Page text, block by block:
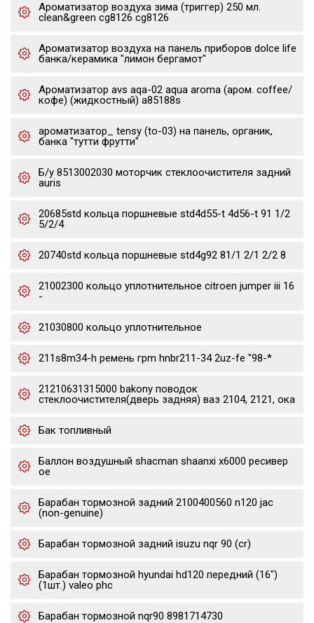
Ароматизатор воздуха зима (триггер) 250 мл.
clean&green cg8126 cg8126
Ароматизатор воздуха на панель приборов dolce life
банка/керамика "лимон бергамот"
Ароматизатор avs aqa-02 aqua aroma (аром. coffee/
кофе) (жидкостный) a85188s
ароматизатор_ tensy (to-03) на панель, органик,
банка "тутти фрутти"
Б/у 8513002030 моторчик стеклоочистителя задний
auris
20685std кольца поршневые std4d55-t 4d56-t 91 1/2
5/2/4
20740std кольца поршневые std4g92 81/1 2/1 2/2 8
21002300 кольцо уплотнительное citroen jumper iii 16
-
21030800 кольцо уплотнительное
211s8m34-h ремень грm hnbr211-34 2uz-fe "98-*
21210631315000 bakony поводок
стеклоочистителя(дверь задняя) ваз 2104, 2121, ока
Бак топливный
Баллон воздушный shacman shaanxi x6000 ресивер
oe
Барабан тормозной задний 2100400560 n120 jac
(non-genuine)
Барабан тормозной задний isuzu nqr 90 (cr)
Барабан тормозной hyundai hd120 передний (16")
(1шт.) valeo phc
Барабан тормозной nqr90 8981714730